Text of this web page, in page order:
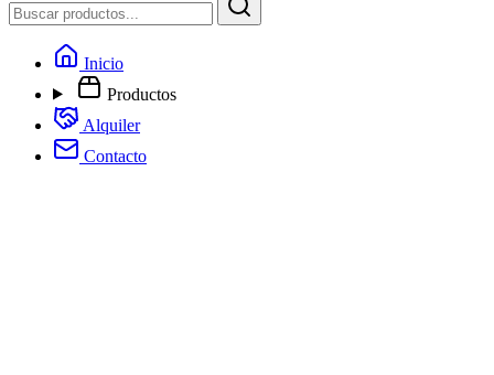
Inicio
Productos
Alquiler
Contacto